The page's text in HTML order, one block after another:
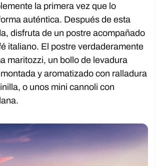
la primera vez que lo
auténtica. Después de esta
disfruta de un postre acompañado
italiano. El postre verdaderamente
maritozzi, un bollo de levadura
y aromatizado con ralladura
o unos mini cannoli con